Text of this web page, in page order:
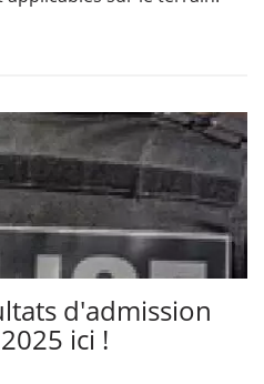
d'admission
ici !